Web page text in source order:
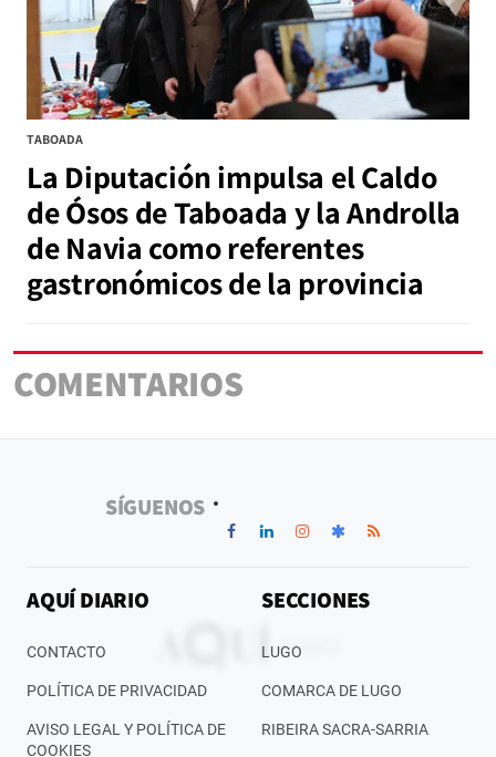
TABOADA
La Diputación impulsa el Caldo
de Ósos de Taboada y la Androlla
de Navia como referentes
gastronómicos de la provincia
COMENTARIOS
SÍGUENOS
AQUÍ DIARIO
CONTACTO
POLÍTICA DE PRIVACIDAD
AVISO LEGAL Y POLÍTICA DE
COOKIES
SECCIONES
LUGO
COMARCA DE LUGO
RIBEIRA SACRA-SARRIA